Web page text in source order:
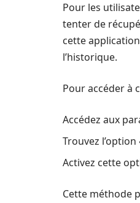
Pour les
tenter de
cette
l’historique.
Pour accéder à
Accédez aux
Trouvez
Activez cette
Cette méthode